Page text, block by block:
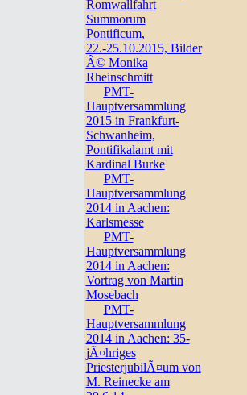
Romwallfahrt
Summorum
Pontificum,
22.-25.10.2015, Bilder
Â© Monika
Rheinschmitt
PMT-
Hauptversammlung
2015 in Frankfurt-
Schwanheim,
Pontifikalamt mit
Kardinal Burke
PMT-
Hauptversammlung
2014 in Aachen:
Karlsmesse
PMT-
Hauptversammlung
2014 in Aachen:
Vortrag von Martin
Mosebach
PMT-
Hauptversammlung
2014 in Aachen: 35-
jÃ¤hriges
PriesterjubilÃ¤um von
M. Reinecke am